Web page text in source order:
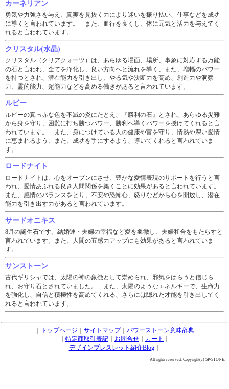
カーネリアン
勇気や力強さを与え、真実を見抜く力により迷いを振り払い、仕事などを成功
に導くと言われています。 また、血行を良くし、体に元気と活力を与えてく
れると言われています。
クリスタル(水晶)
クリスタル（クリアクォーツ）は、あらゆる場面、場所、事象に対応する万能
の石と言われ、全てを浄化し、良い方向へと流れを導く、また、増幅のパワー
を持つとされ、潜在能力を引き出し、やる気や決断力を高め、創造力や洞察
力、霊的能力、超能力などを高める働きがあると言われています。
ルビー
ルビーの真っ赤な色を不滅の炎にたとえ、『勝利の石』とされ、あらゆる災難
から身を守り、困難に打ち勝つパワー、勝利へ導くパワーを授けてくれると言
われています。 また、身につけている人の健康や富を守り、情熱や深い愛情
に恵まれるよう、また、成功を手にするよう、導いてくれると言われていま
す。
ロードナイト
ロードナイトは、心をオープンにさせ、豊かな愛情表現のサポートを行うと言
われ、愛情あふれる良き人間関係を築くことに効果があると言われています。
また、感情のバランスをとり、不安や恐怖心、怒りなどから心を開放し、潜在
能力を引き出す力があると言われています。
サードオニキス
8月の誕生石です。結婚運・夫婦の幸福など愛を象徴し、夫婦和合をもたらすと
言われています。また、人間の五感力アップにも効果があると言われていま
す。
サンストーン
古代ギリシャでは、太陽の神の象徴として崇められ、邪気をはらうと信じら
れ、お守り石とされていました。 また、太陽のようなエネルギーで、生命力
を強化し、自信と積極性を高めてくれる、さらには隠れた才能を引き出してく
れると言われています。
｜ トップページ ｜ サイトマップ｜ パワーストーン意味辞典
｜ 特定商取引表記 ｜ お問合せ ｜ カート ｜
デザインブレスレット紹介Blog｜
All rights reserved. Copyright(c) SP-STONE.